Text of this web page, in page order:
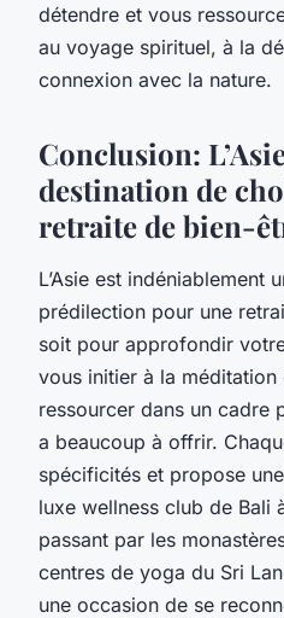
détendre et vous
au voyage spirituel, à la
connexion avec la nature.
Conclusion:
destination de
retraite de bien-
L’Asie est indéniablement
prédilection pour une
soit pour approfondir
vous initier à la
ressourcer dans un cadre
a beaucoup à offrir.
spécificités et propose
luxe wellness club de Bali
passant par les
centres de yoga du Sri
une occasion de se